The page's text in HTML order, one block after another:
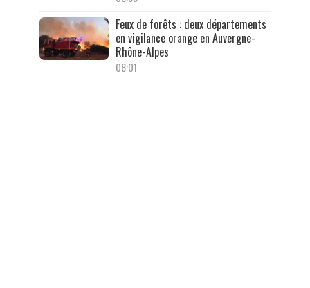
Feux de forêts : deux départements
en vigilance orange en Auvergne-
Rhône-Alpes
08:01